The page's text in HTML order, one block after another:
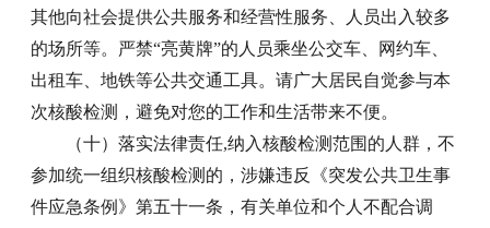
其他向社会提供公共服务和经营性服务、人员出入较多
的场所等。严禁“亮黄牌”的人员乘坐公交车、网约车、
出租车、地铁等公共交通工具。请广大居民自觉参与本
次核酸检测，避免对您的工作和生活带来不便。
（十）落实法律责任,纳入核酸检测范围的人群，不
参加统一组织核酸检测的，涉嫌违反《突发公共卫生事
件应急条例》第五十一条，有关单位和个人不配合调